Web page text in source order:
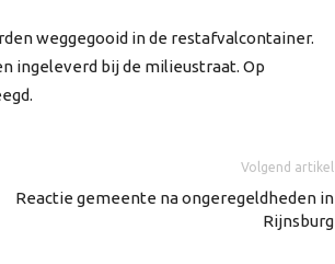
weggegooid in de restafvalcontainer.
ingeleverd bij de milieustraat. Op
Volgend artikel
Reactie gemeente na ongeregeldheden in
Rijnsburg